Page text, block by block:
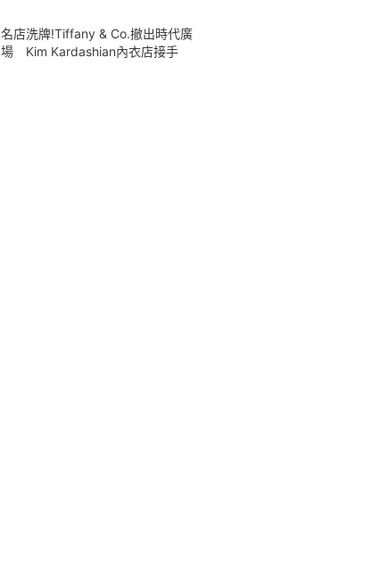
名店洗牌!Tiffany & Co.撤出時代廣
場 Kim Kardashian內衣店接手